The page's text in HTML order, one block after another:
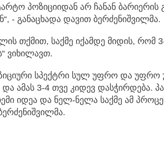
პოზიციიდან არ ჩანან ბარიერის
- განაცხადა დავით ბერძენიშვილმა.
თქმით, საქმე იქამდე მიდის, რომ
ვიხილავთ.
სპექტრი სულ უფრო და უფრო
ამას 3-4 თვე კიდევ დასჭირდება.
იდეა და ნელ-ნელა საქმე ამ